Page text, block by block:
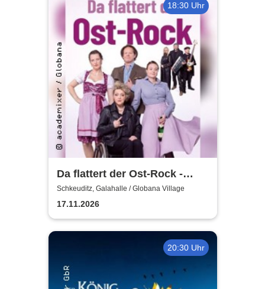
18:30 Uhr
Da flattert der Ost-Rock -
H.Blank, A. Geißler, R.
Köbernick
Schkeuditz, Galahalle / Globana Village
17.11.2026
20:30 Uhr